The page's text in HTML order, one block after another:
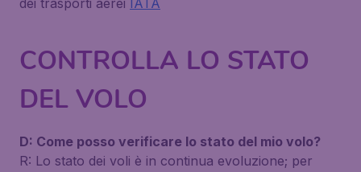
dei trasporti aerei IATA
CONTROLLA LO STATO
DEL VOLO
D: Come posso verificare lo stato del mio volo?
R: Lo stato dei voli è in continua evoluzione; per